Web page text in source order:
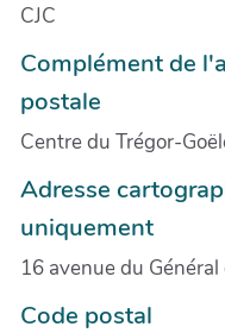
CJC
Complément de
postale
Centre du Trégor-
Adresse
uniquement
16 avenue du Général
Code postal